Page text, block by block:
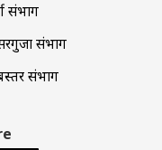
संभाग
संभाग
संभाग